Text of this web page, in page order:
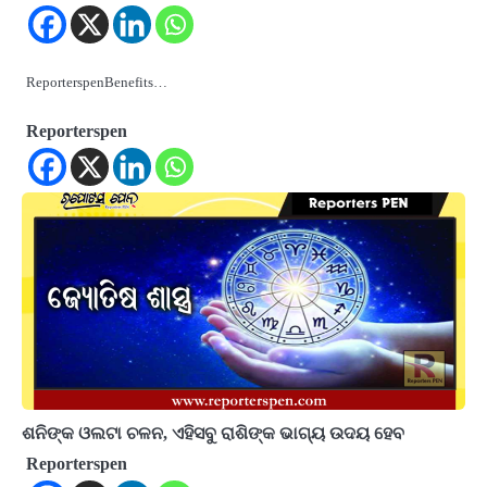
ReporterspenBenefits…
Reporterspen
ଶନିଙ୍କ ଓଲଟା ଚଳନ, ଏହିସବୁ ରାଶିଙ୍କ ଭାଗ୍ୟ ଉଦୟ ହେବ
Reporterspen